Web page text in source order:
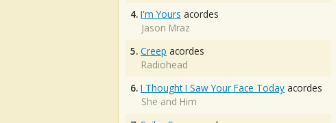
4. I'm Yours acordes
Jason Mraz
5. Creep acordes
Radiohead
6. I Thought I Saw Your Face Today acordes
She and Him